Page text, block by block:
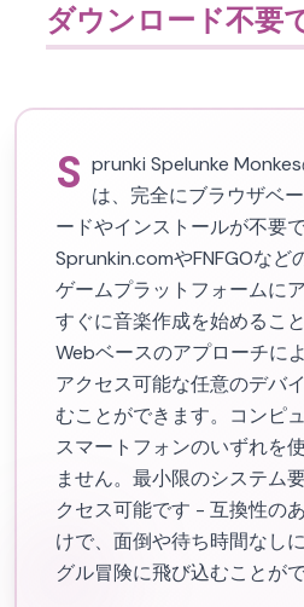
ダウンロード不要
S prunki Spelunke
は、完全にブラウザベ
ードやインストールが不要
Sprunkin.comやFNFGOなど
ゲームプラットフォームに
すぐに音楽作成を始めるこ
Webベースのアプローチに
アクセス可能な任意のデバ
むことができます。コンピ
スマートフォンのいずれを
ません。最小限のシステム
クセス可能です - 互換性の
けで、面倒や待ち時間なし
グル冒険に飛び込むことがで